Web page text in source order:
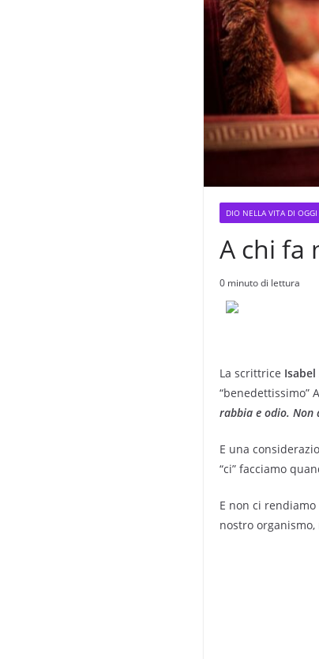
DIO NELLA VITA DI OGGI
A chi fa
0 minuto di lettura
La scrittrice
“benedettissimo”
rabbia e odio. Non
E una
“ci” facciamo
E non ci
nostro